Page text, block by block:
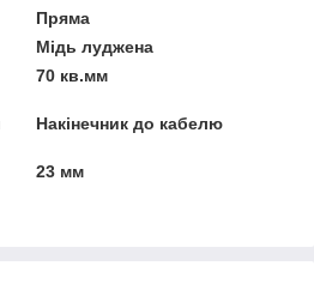
Пряма
Мідь луджена
70 кв.мм
Накінечник до кабелю
23 мм